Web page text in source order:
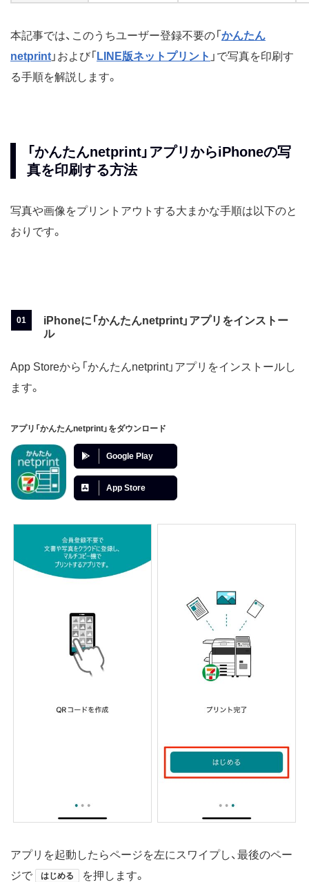
本記事では、このうちユーザー登録不要の「 かんたん
netprint 」および「 LINE版ネットプリント 」で写真を印刷す
る手順を解説します。
「かんたんnetprint」アプリからiPhoneの写
真を印刷する方法
写真や画像をプリントアウトする大まかな手順は以下のと
おりです。
iPhoneに「かんたんnetprint」アプリをインストー
ル
App Storeから「かんたんnetprint」アプリをインストールし
ます。
アプリ「かんたんnetprint」をダウンロード
Google Play
App Store
アプリを起動したらページを左にスワイプし、最後のペー
ジで
はじめる を押します。